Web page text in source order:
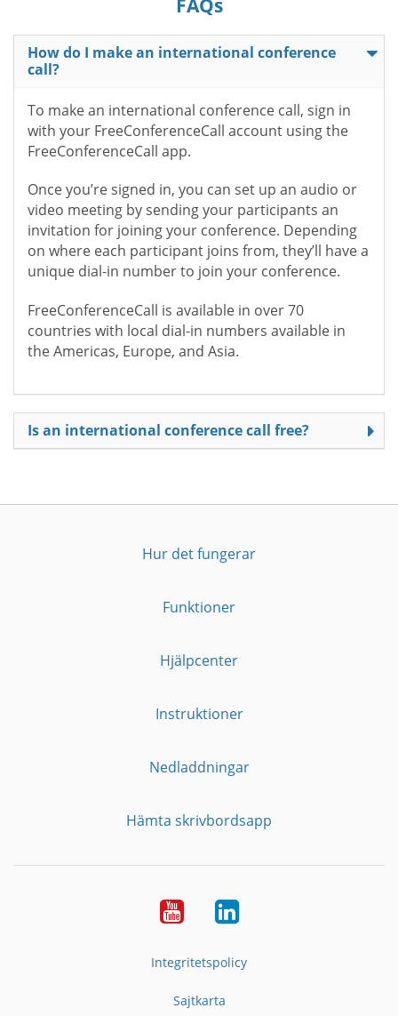
How do I make an international conference
call?
To make an international conference call, sign in
with your FreeConferenceCall account using the
FreeConferenceCall app.
Once you’re signed in, you can set up an audio or
video meeting by sending your participants an
invitation for joining your conference. Depending
on where each participant joins from, they’ll have a
unique dial-in number to join your conference.
FreeConferenceCall is available in over 70
countries with local dial-in numbers available in
the Americas, Europe, and Asia.
Is an international conference call free?
Hur det fungerar
Funktioner
Hjälpcenter
Instruktioner
Nedladdningar
Hämta skrivbordsapp
YouTubeLinkedIn
Integritetspolicy
Sajtkarta